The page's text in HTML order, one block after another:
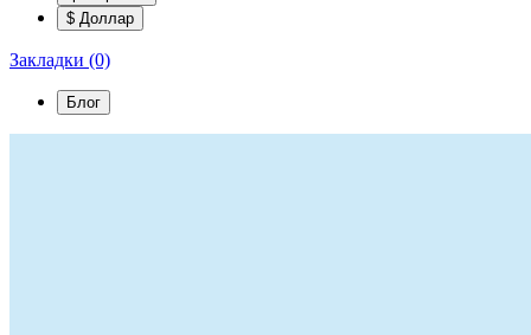
$ Доллар
Закладки (0)
Блог